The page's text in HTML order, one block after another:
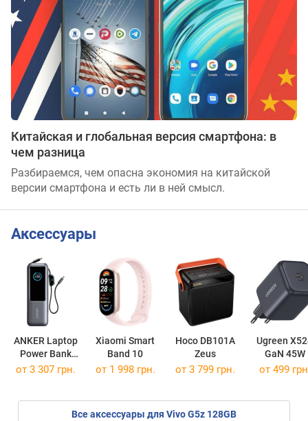
Китайская и глобальная версия смартфона: в
чем разница
Разбираемся, чем опасна экономия на китайской
версии смартфона и есть ли в ней смысл.
Аксессуары
ANKER Laptop
Power Bank
25000 165W
Xiaomi Smart
Band 10
Hoco DB101A
Zeus
Ugreen
GaN 45W
от 3 307 грн. от 1 998 грн. от 3 799 грн. от 499
Все аксессуары для Vivo G5z 128GB